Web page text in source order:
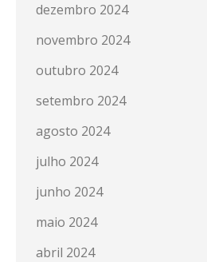
dezembro 2024
novembro 2024
outubro 2024
setembro 2024
agosto 2024
julho 2024
junho 2024
maio 2024
abril 2024